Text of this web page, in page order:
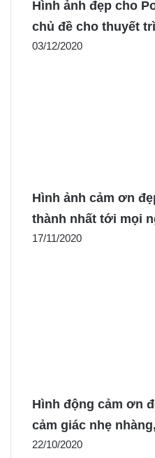
Hình ảnh đẹp cho
chủ đề cho thuyết
03/12/2020
Hình ảnh cảm ơn
thành nhất tới mọi
17/11/2020
Hình động cảm ơn
cảm giác nhẹ
22/10/2020